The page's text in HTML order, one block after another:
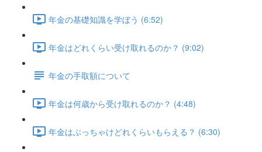
年金の基礎知識を学ぼう (6:52)
年金はどれくらい受け取れるのか？ (9:02)
年金の手取額について
年金は何歳から受け取れるのか？ (4:48)
年金はぶっちゃけどれくらいもらえる？ (6:30)